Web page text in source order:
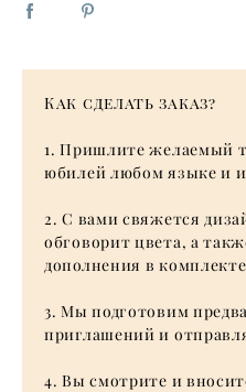
Как сделать заказ?
1. Пришлите желаемый
юбилей любом языке и
2. С вами свяжется
обговорит цвета, а
дополнения в
3. Мы подготовим
приглашений и
4. Вы смотрите и